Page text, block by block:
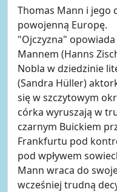
Thomas Mann i jego
powojenną Europę.
"Ojczyzna"
Mannem (Hanns
Nobla w dziedzinie
(Sandra Hüller)
się w szczytowym
córka wyruszają w
czarnym Buickiem
Frankfurtu pod
pod wpływem
Mann wraca do
wcześniej trudną